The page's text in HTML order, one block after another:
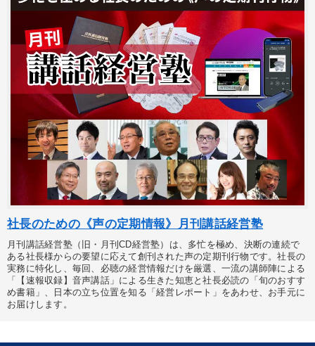
社長のための《声の定期情報》月刊講話経営塾
月刊講話経営塾（旧・月刊CD経営塾）は、多忙を極め、決断の連続で
ある社長様からの要望に応えて創刊された声の定期刊行物です。社長の
実務に特化し、毎回、必聴の経営情報だけを厳選、一流の講師陣による
「【速報収録】音声講話」による生きた知恵と社長必読の「旬のおすす
め書籍」、日本の立ち位置を知る「経営レポート」をあわせ、お手元に
お届けします。